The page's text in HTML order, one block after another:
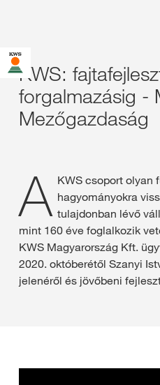
KWS:
forgalmazásig -
Mezőgazdaság
A KWS csoport olyan
hagyományokra
tulajdonban lévő
mint 160 éve foglalkozik
KWS Magyarország Kft.
2020. októberétől Szanyi
jelenéről és jövőbeni